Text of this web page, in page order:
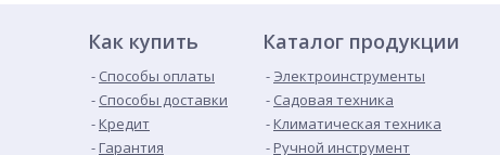
Как купить
Способы оплаты
Способы доставки
Кредит
Гарантия
Каталог продукции
Электроинструменты
Садовая техника
Климатическая техника
Ручной инструмент